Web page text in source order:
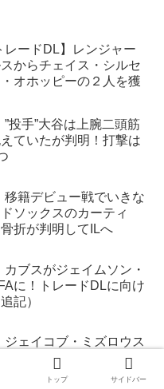
レードDL】レンジャー
からチェイス・シルセ
オホッピーの２人を獲
”投手”大谷は上腕二頭筋
ていたが判明！打撃は
移籍デビュー戦でいきな
ソックスのカーティ
折が判明してILへ
カブスがジェイムソン・
に！トレードDLに向け
記）
ジェイコブ・ミズロウス
合開始から7者連続K、
てが100mph超えの快投
トップ サイドバー